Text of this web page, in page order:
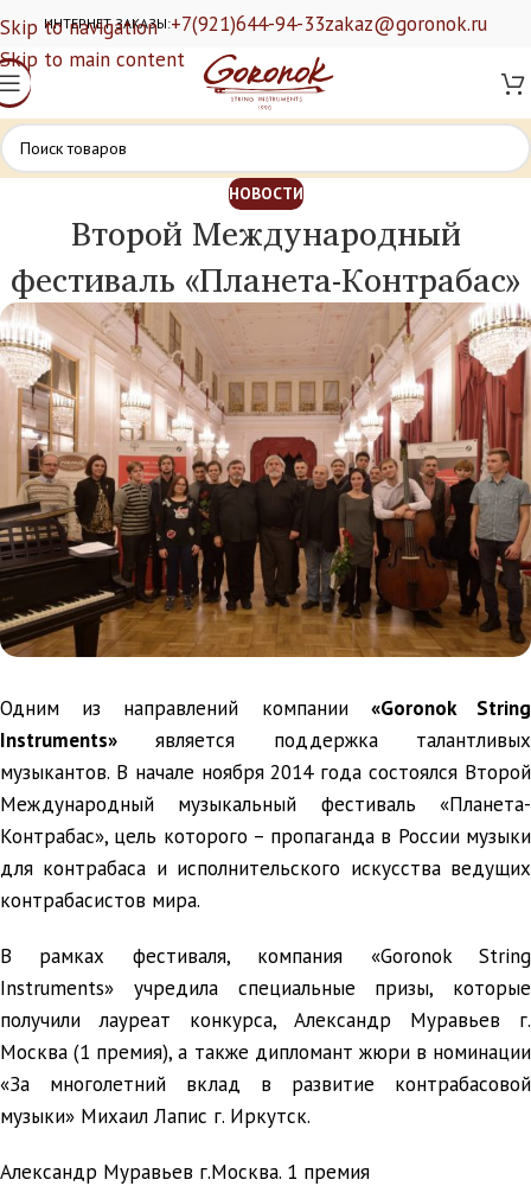
Skip to navigation
Skip to main content
ИНТЕРНЕТ ЗАКАЗЫ:+7(921)644-94-33zakaz@goronok.ru
НОВОСТИ
Второй Международный
фестиваль «Планета-Контрабас»
Одним из направлений компании «Goronok String
Instruments» является поддержка талантливых
музыкантов. В начале ноября 2014 года состоялся Второй
Международный музыкальный фестиваль «Планета-
Контрабас», цель которого – пропаганда в России музыки
для контрабаса и исполнительского искусства ведущих
контрабасистов мира.
В рамках фестиваля, компания «Goronok String
Instruments» учредила специальные призы, которые
получили лауреат конкурса, Александр Муравьев г.
Москва (1 премия), а также дипломант жюри в номинации
«За многолетний вклад в развитие контрабасовой
музыки» Михаил Лапис г. Иркутск.
Александр Муравьев г.Москва. 1 премия